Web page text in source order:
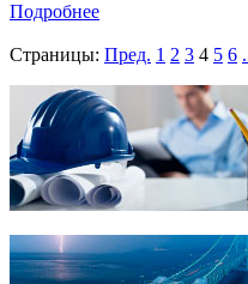
Подробнее
Страницы: Пред. 1 2 3 4 5 6